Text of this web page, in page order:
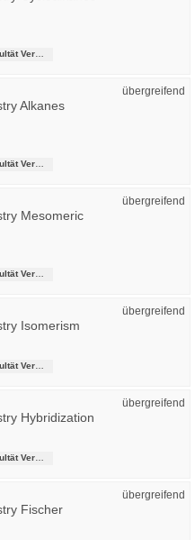
übergreifend
Alkanes
übergreifend
Mesomeric
übergreifend
Isomerism
übergreifend
Hybridization
übergreifend
Fischer